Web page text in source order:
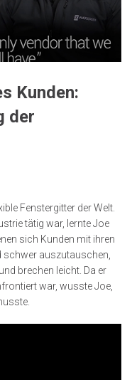
Kunden:
der
Fenstergitter der Welt.
tätig war, lernte Joe
sich Kunden mit ihren
schwer auszutauschen,
brechen leicht. Da er
war, wusste Joe,